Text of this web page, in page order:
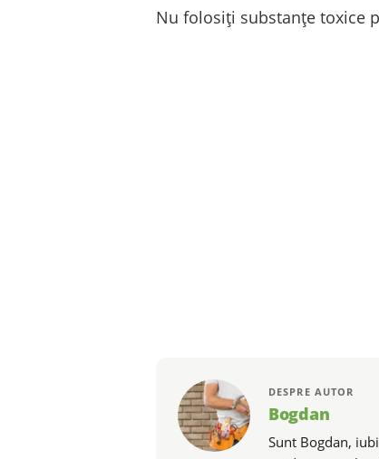
Nu folosiți substanțe toxice
DESPRE AUTOR
Bogdan
Sunt Bogdan,